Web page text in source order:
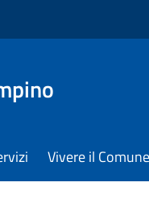
Vivere il Comune